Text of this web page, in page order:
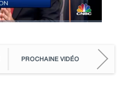
PROCHAINE VIDÉO